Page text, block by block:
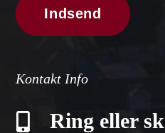
Kontakt Info
 Ring eller